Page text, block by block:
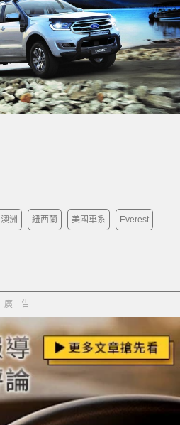
澳洲 紐西蘭 美國車系 Everest
廣告